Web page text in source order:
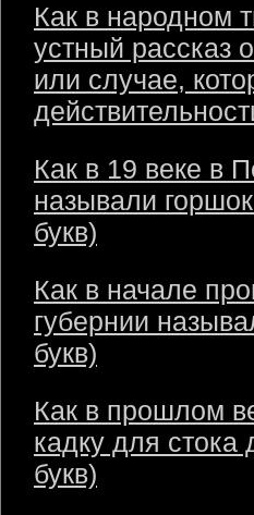
Как в народном
устный рассказ
или случае,
Как в 19 веке в
называли
букв)
Как в начале
губернии
букв)
Как в прошлом
кадку для
букв)